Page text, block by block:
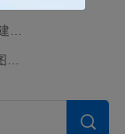
3D建模软件如何通过预制符号创建带框文字？
如何将三维CAD工程图中绘制的图形内容做成块重复使用